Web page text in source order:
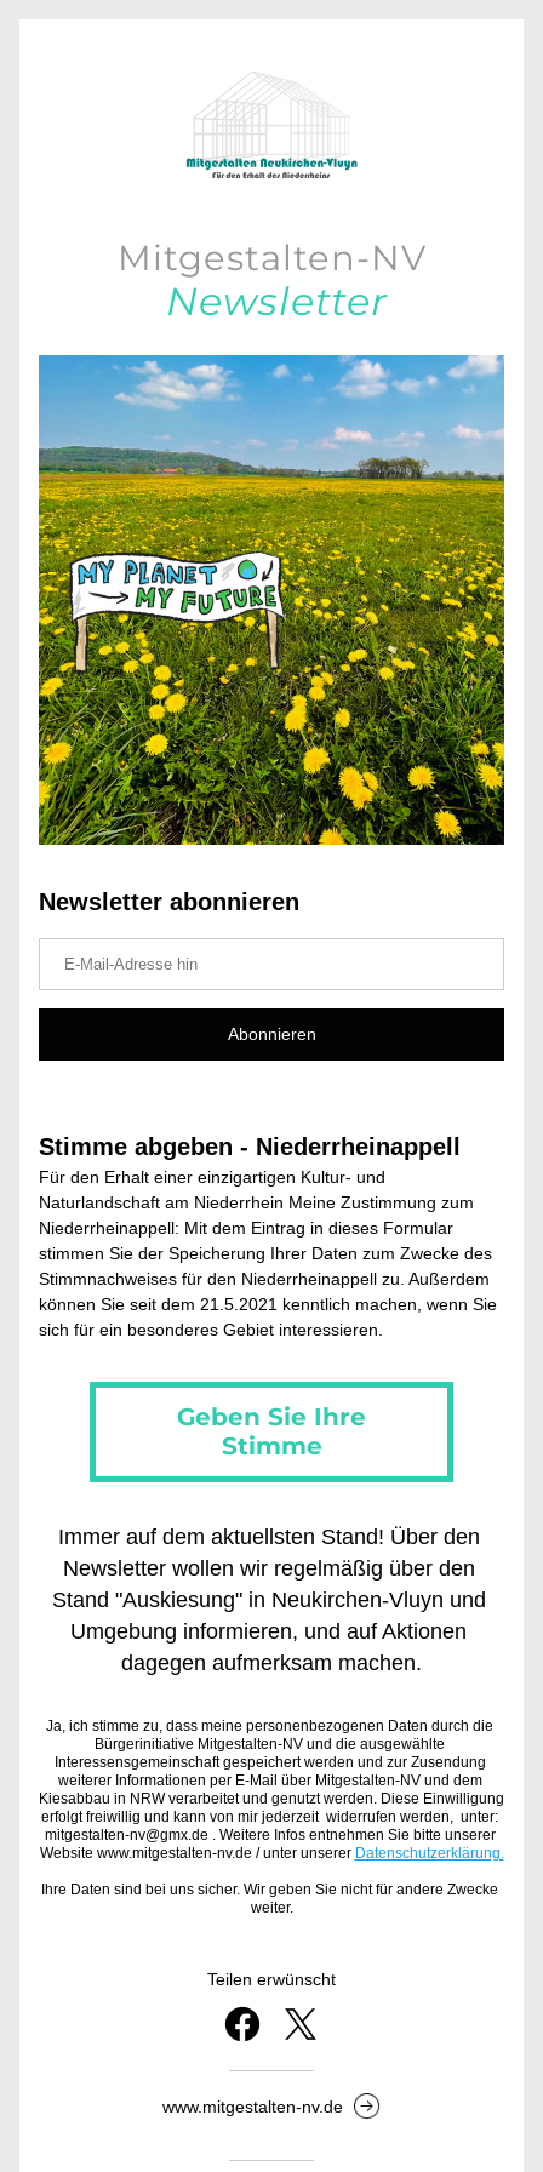
Mitgestalten-NV
Newsletter
Newsletter abonnieren
Abonnieren
Stimme abgeben - Niederrheinappell
Für den Erhalt einer einzigartigen Kultur- und
Naturlandschaft am Niederrhein Meine Zustimmung zum
Niederrheinappell: Mit dem Eintrag in dieses Formular
stimmen Sie der Speicherung Ihrer Daten zum Zwecke des
Stimmnachweises für den Niederrheinappell zu. Außerdem
können Sie seit dem 21.5.2021 kenntlich machen, wenn Sie
sich für ein besonderes Gebiet interessieren.
Geben Sie Ihre
Stimme
Immer auf dem aktuellsten Stand! Über den
Newsletter wollen wir regelmäßig über den
Stand "Auskiesung" in Neukirchen-Vluyn und
Umgebung informieren, und auf Aktionen
dagegen aufmerksam machen.
Ja, ich stimme zu, dass meine personenbezogenen Daten durch die
Bürgerinitiative Mitgestalten-NV und die ausgewählte
Interessensgemeinschaft gespeichert werden und zur Zusendung
weiterer Informationen per E-Mail über Mitgestalten-NV und dem
Kiesabbau in NRW verarbeitet und genutzt werden. Diese Einwilligung
erfolgt freiwillig und kann von mir jederzeit  widerrufen werden,  unter:
mitgestalten-nv@gmx.de . Weitere Infos entnehmen Sie bitte unserer
Website www.mitgestalten-nv.de / unter unserer Datenschutzerklärung.
Ihre Daten sind bei uns sicher. Wir geben Sie nicht für andere Zwecke
weiter.
Teilen erwünscht
www.mitgestalten-nv.de